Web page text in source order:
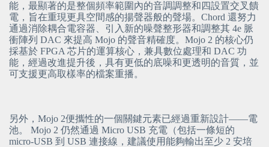
能，最顯著的是整個頻率範圍內的音調調整和四設置交叉饋
電，旨在重現更具空間感的揚聲器般的聲場。Chord 還努力
通過消除耦合電容器、引入新的噪聲整形器和調整其 4e 脈
衝陣列 DAC 來提高 Mojo 的聲音精確度。Mojo 2 的核心仍
採基於 FPGA 芯片的運算核心，兼具數位處理和 DAC 功
能，經過改進提升後，具有更低的底噪和更透明的音質，並
可支援更高取樣率的檔案重播。
另外，Mojo 2便攜性的一個關鍵元素已經過重新設計——電
池。 Mojo 2 仍然通過 Micro USB 充電（包括一條短的
micro-USB 到 USB 連接線，建議使用能夠輸出至少 2 安培